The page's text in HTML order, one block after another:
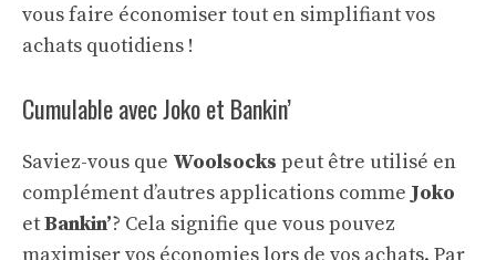
vous faire économiser tout en simplifiant vos
achats quotidiens !
Cumulable avec Joko et Bankin’
Saviez-vous que Woolsocks peut être utilisé en
complément d’autres applications comme Joko
etBankin’? Cela signifie que vous pouvez